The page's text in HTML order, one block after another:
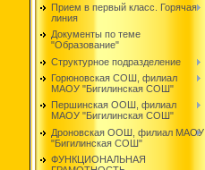
Прием в первый класс. Горячая
линия
Документы по теме
"Образование"
Структурное подразделение
Горюновская СОШ, филиал
МАОУ "Бигилинская СОШ"
Першинская ООШ, филиал
МАОУ "Бигилинская СОШ"
Дроновская ООШ, филиал МАОУ
"Бигилинская СОШ"
ФУНКЦИОНАЛЬНАЯ